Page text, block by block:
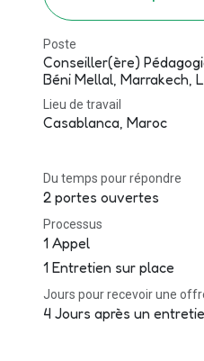
Poste
Conseiller(ère)
Béni Mellal, Marrakech,
Lieu de travail
Casablanca, Maroc
Du temps pour répondre
2 portes ouvertes
Processus
1 Appel
1 Entretien sur place
Jours pour recevoir une
4 Jours après un